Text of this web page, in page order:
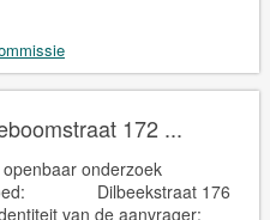
172 ...
onderzoek
goed: Dilbeekstraat 176
van de aanvrager: